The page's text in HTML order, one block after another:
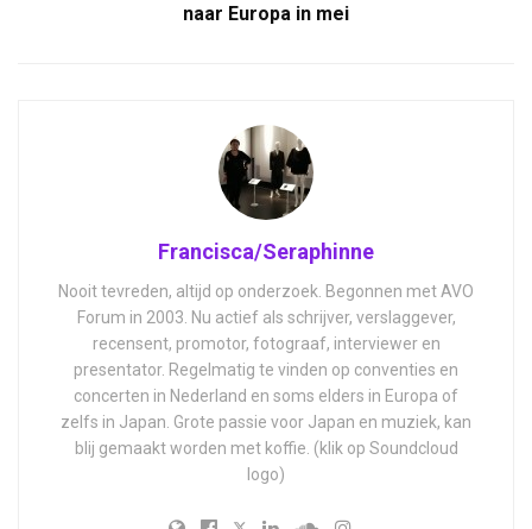
naar Europa in mei
Francisca/Seraphinne
Nooit tevreden, altijd op onderzoek. Begonnen met AVO
Forum in 2003. Nu actief als schrijver, verslaggever,
recensent, promotor, fotograaf, interviewer en
presentator. Regelmatig te vinden op conventies en
concerten in Nederland en soms elders in Europa of
zelfs in Japan. Grote passie voor Japan en muziek, kan
blij gemaakt worden met koffie. (klik op Soundcloud
logo)